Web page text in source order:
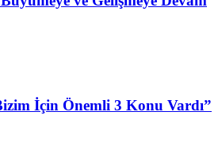
İçin Önemli 3 Konu Vardı”